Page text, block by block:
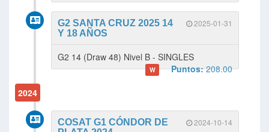
2025-01-31
G2 SANTA CRUZ 2025 14
Y 18 AÑOS
G2 14 (Draw 48) Nivel B - SINGLES
W Puntos:208.00
2024
2024-10-14
COSAT G1 CÓNDOR DE